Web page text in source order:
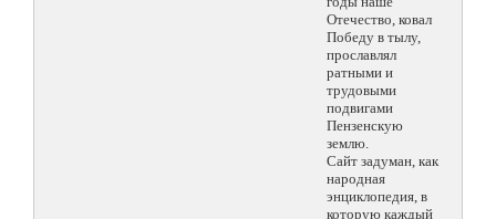
Отечество, ковал
Победу в тылу,
прославлял
ратными и
трудовыми
подвигами
Пензенскую
землю.
Сайт задуман, как
народная
энциклопедия, в
которую каждый